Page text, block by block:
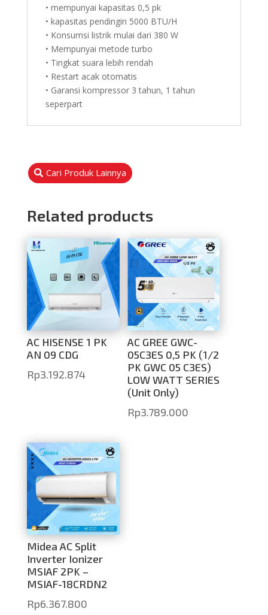
• mempunyai kapasitas 0,5 pk
• kapasitas pendingin 5000 BTU/H
• Konsumsi listrik mulai dari 380 W
• Mempunyai metode turbo
• Tingkat suara lebih rendah
• Restart acak otomatis
• Garansi kompressor 3 tahun, 1 tahun
seperpart
Cari Produk Lainnya
Related products
AC HISENSE 1 PK
AN 09 CDG
Rp3.192.874
AC GREE GWC-
05C3ES 0,5 PK (1/2
PK GWC 05 C3ES)
LOW WATT SERIES
(Unit Only)
Rp3.789.000
Midea AC Split
Inverter Ionizer
MSIAF 2PK –
MSIAF-18CRDN2
Rp6.367.800